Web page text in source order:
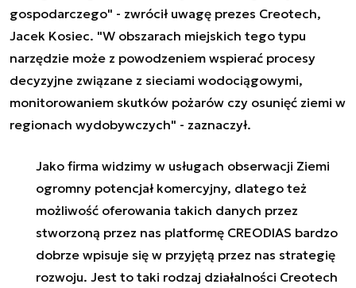
gospodarczego" - zwrócił uwagę prezes Creotech,
Jacek Kosiec. "W obszarach miejskich tego typu
narzędzie może z powodzeniem wspierać procesy
decyzyjne związane z sieciami wodociągowymi,
monitorowaniem skutków pożarów czy osunięć ziemi w
regionach wydobywczych" - zaznaczył.
Jako firma widzimy w usługach obserwacji Ziemi
ogromny potencjał komercyjny, dlatego też
możliwość oferowania takich danych przez
stworzoną przez nas platformę CREODIAS bardzo
dobrze wpisuje się w przyjętą przez nas strategię
rozwoju. Jest to taki rodzaj działalności Creotech